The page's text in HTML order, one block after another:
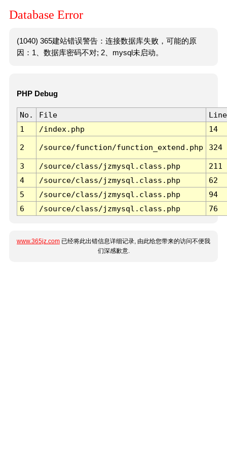
Database Error
(1040) 365建站错误警告：连接数据库失败，可能的原
因：1、数据库密码不对; 2、mysql未启动。
PHP Debug
No. File
Line
1
/index.php 14
2 /source/function/function_extend.php 324
3 /source/class/jzmysql.class.php
211
4
/source/class/jzmysql.class.php
62
5
/source/class/jzmysql.class.php
94
6
/source/class/jzmysql.class.php 76
www.365jz.com 已经将此出错信息详细记录, 由此给您带来的访问不便我
们深感歉意.